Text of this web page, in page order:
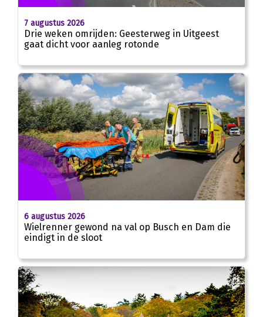
7 augustus 2026
Drie weken omrijden: Geesterweg in Uitgeest
gaat dicht voor aanleg rotonde
6 augustus 2026
Wielrenner gewond na val op Busch en Dam die
eindigt in de sloot